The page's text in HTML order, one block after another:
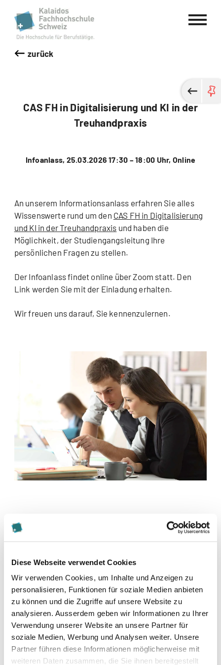
Diese Webseite verwendet Cookies
Wir verwenden Cookies, um Inhalte und Anzeigen zu
personalisieren, Funktionen für soziale Medien anbieten
zu können und die Zugriffe auf unsere Website zu
analysieren. Ausserdem geben wir Informationen zu Ihrer
Verwendung unserer Website an unsere Partner für
soziale Medien, Werbung und Analysen weiter. Unsere
Partner führen diese Informationen möglicherweise mit
weiteren Daten zusammen, die Sie ihnen bereitgestellt
Kalaidos Fachhochschule Schweiz
zurück
CAS FH in Digitalisierung und KI in der
Treuhandpraxis
Infoanlass, 25.03.2026 17:30 – 18:00 Uhr, Online
An unserem Informationsanlass erfahren Sie alles
Wissenswerte rund um den CAS FH in Digitalisierung
und KI in der Treuhandpraxis und haben die
Möglichkeit, der Studiengangsleitung Ihre
persönlichen Fragen zu stellen.
Der Infoanlass findet online über Zoom statt. Den
Link werden Sie mit der Einladung erhalten.
Wir freuen uns darauf, Sie kennenzulernen.
Zur Merkliste hinzufügen
Themen die der Veranstaltung zugeordnet sind:
Digitalisierung
Treuhand & Unternehmensberatung